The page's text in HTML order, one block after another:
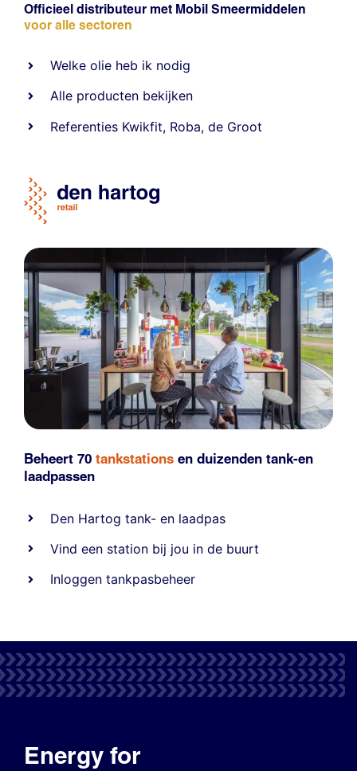
Officieel distributeur met Mobil Smeermiddelen
voor alle sectoren
Welke olie heb ik nodig
Alle producten bekijken
Referenties Kwikfit, Roba,de Groot
Beheert 70 tankstations en duizenden tank-en
laadpassen
Den Hartog tank- en laadpas
Vind een station bij jou in de buurt
Inloggen tankpasbeheer
Energy for